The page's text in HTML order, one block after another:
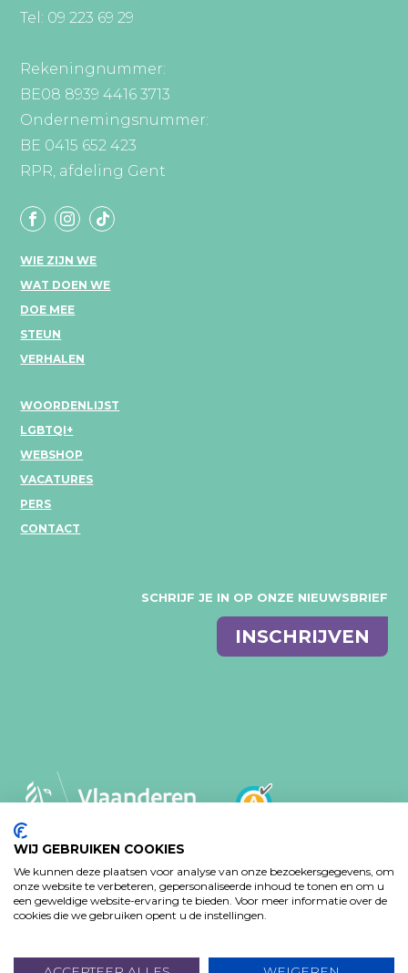
Tel: 09 223 69 29
Rekeningnummer:
BE08 8939 4416 3713
Ondernemingsnummer:
BE 0415 652 423
RPR, afdeling Gent
WIE ZIJN WE
WAT DOEN WE
DOE MEE
STEUN
VERHALEN
WOORDENLIJST
LGBTQI+
WEBSHOP
VACATURES
PERS
CONTACT
SCHRIJF JE IN OP ONZE NIEUWSBRIEF
E-
mail
INSCHRIJVEN
MVO-BELEID
PRIVACY VERKLARING
TOEGANKELIJKHEIDSVERKLARING
www.koba.be
WIJ GEBRUIKEN COOKIES
We kunnen deze plaatsen voor analyse van onze bezoekersgegevens, om
onze website te verbeteren, gepersonaliseerde inhoud te tonen en om u
een geweldige website-ervaring te bieden. Voor meer informatie over de
cookies die we gebruiken opent u de instellingen.